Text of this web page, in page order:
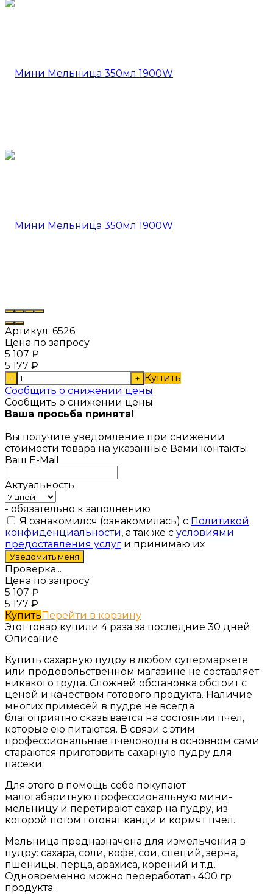
Артикул: 6526
Цена по запросу
5 107 ₽
5 177 ₽
- + Купить
Сообщить о снижении цены
Сообщить о снижении цены
Ваша просьба принята!
Вы получите уведомление при снижении
стоимости товара на указанные Вами контакты
Ваш E-Mail
Актуальность
- обязательно к заполнению
Я ознакомился (ознакомилась) с Политикой
конфиденциальности, а так же с условиями
предоставления услуг и принимаю их
Проверка...
Цена по запросу
5 107 ₽
5 177 ₽
КупитьПерейти в корзину
Этот товар купили 4 раза за последние 30 дней
Описание
Купить сахарную пудру в любом супермаркете
или продовольственном магазине не составляет
никакого труда. Сложней обстановка обстоит с
ценой и качеством готового продукта. Наличие
многих примесей в пудре не всегда
благоприятно сказывается на состоянии пчел,
которые ею питаются. В связи с этим
профессиональные пчеловоды в основном сами
стараются приготовить сахарную пудру для
пасеки.
Для этого в помощь себе покупают
малогабаритную профессиональную мини-
мельницу и перетирают сахар на пудру, из
которой потом готовят канди и кормят пчел.
Мельница предназначена для измельчения в
пудру: сахара, соли, кофе, сои, специй, зерна,
пшеницы, перца, арахиса, корений и т.д.
Одновременно можно переработать 400 гр
продукта.